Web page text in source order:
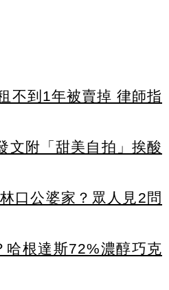
不到1年被賣掉 律師指
文附「甜美自拍」挨酸
口公婆家？眾人見2問
根達斯72%濃醇巧克